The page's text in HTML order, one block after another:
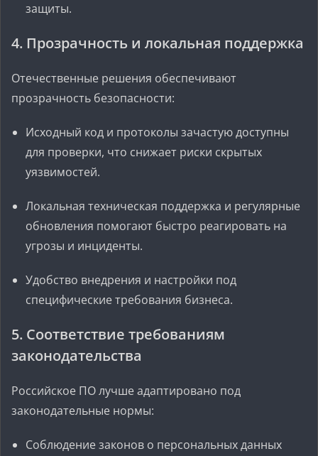
защиты.
4. Прозрачность и локальная поддержка
Отечественные решения обеспечивают
прозрачность безопасности:
Исходный код и протоколы зачастую доступны
для проверки, что снижает риски скрытых
уязвимостей.
Локальная техническая поддержка и регулярные
обновления помогают быстро реагировать на
угрозы и инциденты.
Удобство внедрения и настройки под
специфические требования бизнеса.
5. Соответствие требованиям
законодательства
Российское ПО лучше адаптировано под
законодательные нормы:
Соблюдение законов о персональных данных